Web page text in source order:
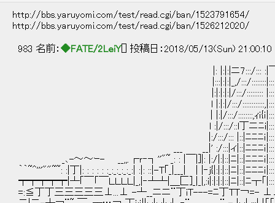
http://bbs.yaruyomi.com/test/read.cgi/ban/1523791654/
http://bbs.yaruyomi.com/test/read.cgi/ban/1526212020/
983 名前： ◆FATE/2LeiY[] 投稿日：2018/05/13(Sun) 21:00:10
|: |:|:|ニ7:::/::: :|￣::|:／ニニニ
|:::|:|:|_,/:::/::::::::|::::|.ｲニニニニ
|:|:|:|:|/:::/::::::::: |::::|::|ニニニニ
l |:|:|/:::/::::::::::::,|::::|::|ニニニニ
| |:|/:::/::::::::,ｨｉ{ｉ|::::|::|ニニニニ
l :|/:::/::l丁ニﾆi|::::|::|ニニニニ
|:/:::/::: |::|ﾆﾆﾆｉ|::::|::|ニニニニ
___ __|' :/:::|ィ|::|ﾆﾆﾆｉ|::::|::|ニﾆﾆﾆ
_､-～～ｰ- __,,.┌ｒ‐┐''"~_: : |￣|]|: |:/|:|::|ﾆ|::|ﾆﾆﾆｉ
｀｀~^'''""~~: :|丁|: : : : : :_:_:_:_:_:| :|: ::|-T｢_|___| | |‐j{|:|:|::|ﾆ|::|ﾆﾆﾆ
┯┯┯┯┯|┴｢￣「￣ＬＬＬＬ|_,|‐┴┴|＿匚]_|_|,:i|:|:|:|::|ﾆ|::|ﾆ┬「
=:≦丁丁三三三三三⊥...⊥ -┴__ニニ¨丁iT---=ﾆ丁TT